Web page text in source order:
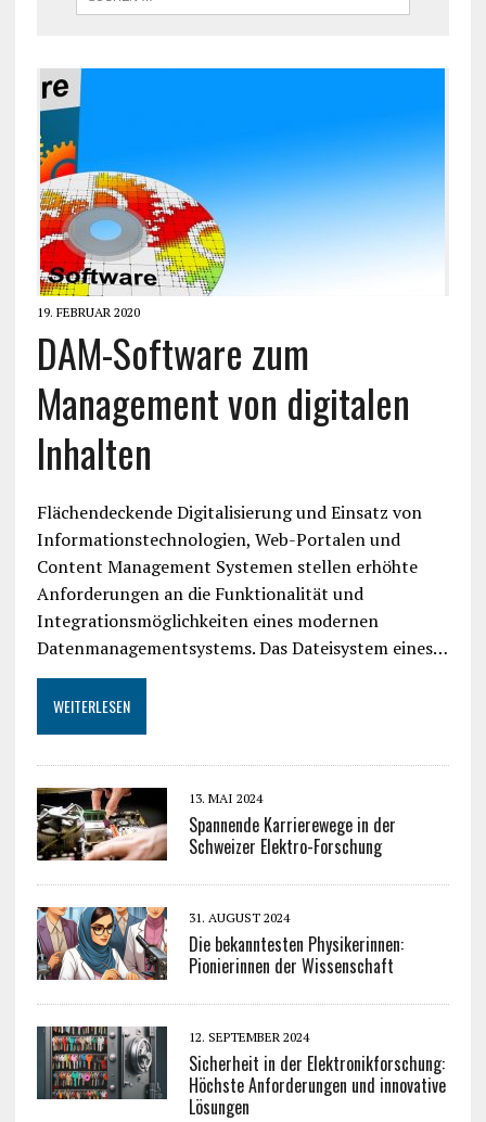
19. FEBRUAR 2020
DAM-Software zum
Management von digitalen
Inhalten
Flächendeckende Digitalisierung und Einsatz von
Informationstechnologien, Web-Portalen und
Content Management Systemen stellen erhöhte
Anforderungen an die Funktionalität und
Integrationsmöglichkeiten eines modernen
Datenmanagementsystems. Das Dateisystem eines…
WEITERLESEN
13. MAI 2024
Spannende Karrierewege in der
Schweizer Elektro-Forschung
31. AUGUST 2024
Die bekanntesten Physikerinnen:
Pionierinnen der Wissenschaft
12. SEPTEMBER 2024
Sicherheit in der Elektronikforschung:
Höchste Anforderungen und innovative
Lösungen